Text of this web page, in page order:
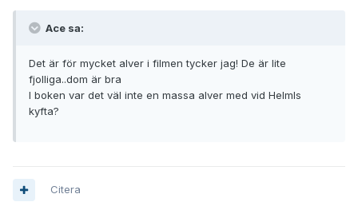
Ace sa:
Det är för mycket alver i filmen tycker jag! De är lite
fjolliga..dom är bra
I boken var det väl inte en massa alver med vid Helmls
kyfta?
Citera